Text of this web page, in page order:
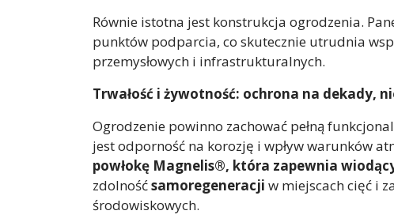
Równie istotna jest konstrukcja ogrodzenia.
punktów podparcia, co skutecznie utrudnia
przemysłowych i infrastrukturalnych.
Trwałość i żywotność: ochrona na dekady,
Ogrodzenie powinno zachować pełną
jest odporność na korozję i wpływ warunków
powłokę Magnelis®, która zapewnia
zdolnośćsamoregeneracji w miejscach cięć i
środowiskowych.